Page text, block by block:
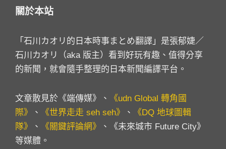
關於本站
「石川カオリ的日本時事まとめ翻譯」是張郁婕／
石川カオリ（aka 版主）看到好玩有趣、值得分享
的新聞，就會隨手整理的日本新聞編譯平台。
文章散見於《端傳媒》、
《udn Global 轉角國
際》
、 《世界走走 seh seh》 、
《DQ 地球圖輯
隊》
、 《關鍵評論網》
、《未來城市 Future City》
等媒體。